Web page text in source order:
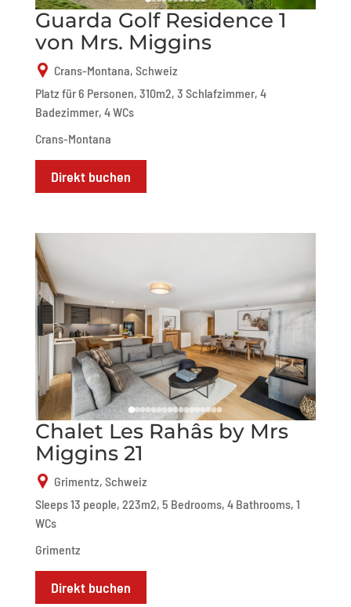
Guarda Golf Residence 1
von Mrs. Miggins
Crans-Montana, Schweiz
Platz für 6 Personen, 310m2, 3 Schlafzimmer, 4
Badezimmer, 4 WCs
Crans-Montana
Direkt buchen
Chalet Les Rahâs by Mrs
Miggins 21
Grimentz, Schweiz
Sleeps 13 people, 223m2, 5 Bedrooms, 4 Bathrooms, 1
WCs
Grimentz
Direkt buchen